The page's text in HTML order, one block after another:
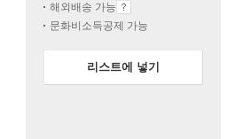
해외배송 가능
문화비소득공제 가능
리스트에 넣기